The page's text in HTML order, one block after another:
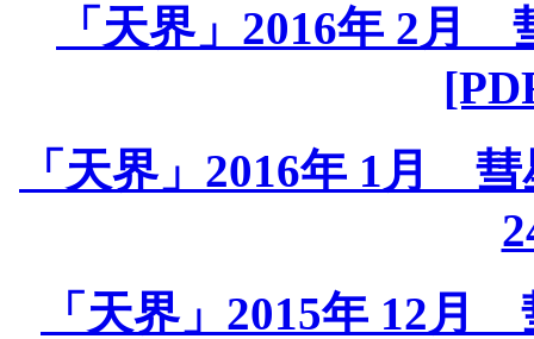
「天界」2016年 2月
「天界」2016年 1月
「天界」2015年 12月